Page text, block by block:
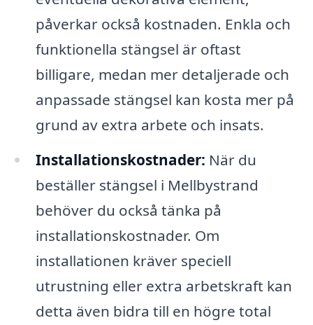
påverkar också kostnaden. Enkla och
funktionella stängsel är oftast
billigare, medan mer detaljerade och
anpassade stängsel kan kosta mer på
grund av extra arbete och insats.
Installationskostnader: När du
beställer stängsel i Mellbystrand
behöver du också tänka på
installationskostnader. Om
installationen kräver speciell
utrustning eller extra arbetskraft kan
detta även bidra till en högre total